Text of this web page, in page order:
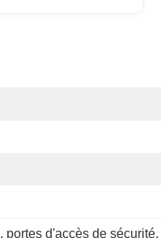
, portes d'accès de sécurité,